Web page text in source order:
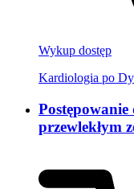
Wykup dostęp
Kardiologia po
przewlekłym